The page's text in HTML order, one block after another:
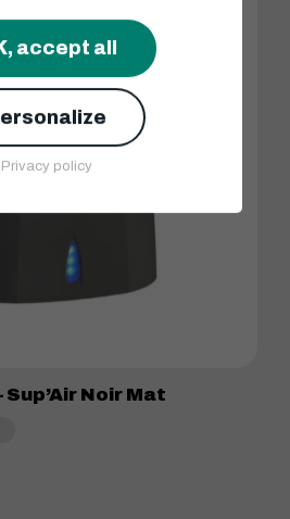
Noir Mat
accept all
Privacy policy